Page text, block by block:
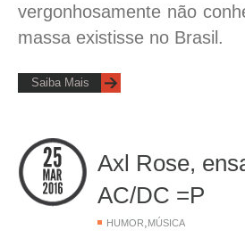
vergonhosamente não
massa existisse no Brasil.
Saiba Mais
Axl Rose,
AC/DC =P
HUMOR, MÚSICA